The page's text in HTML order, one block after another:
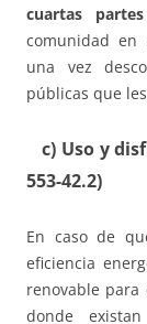
cuartas
comunidad en
una vez
públicas que
c) Uso y
553-42.2)
En caso de
eficiencia
renovable para
donde